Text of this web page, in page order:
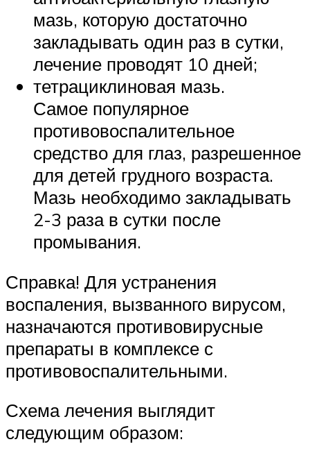
мазь, которую достаточно
закладывать один раз в сутки,
лечение проводят 10 дней;
тетрациклиновая мазь.
Самое популярное
противовоспалительное
средство для глаз, разрешенное
для детей грудного возраста.
Мазь необходимо закладывать
2-3 раза в сутки после
промывания.
Справка! Для устранения
воспаления, вызванного вирусом,
назначаются противовирусные
препараты в комплексе с
противовоспалительными.
Схема лечения выглядит
следующим образом: